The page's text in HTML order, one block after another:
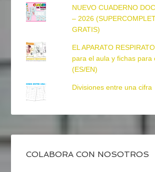
NUEVO CUADERNO
– 2026
GRATIS)
EL APARATO
para el aula y fichas para
(ES/EN)
Divisiones entre una cifra
COLABORA CON NOSOTROS